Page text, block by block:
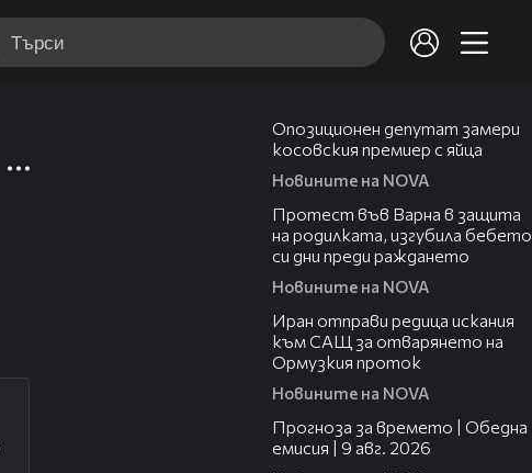
Опозиционен депутат замери
косовския премиер с яйца
Новините на NOVA
Протест във Варна в защита
на родилката, изгубила бебето
си дни преди раждането
Новините на NOVA
Иран отправи редица искания
към САЩ за отварянето на
Ормузкия проток
Новините на NOVA
Прогноза за времето | Обедна
емисия | 9 авг. 2026